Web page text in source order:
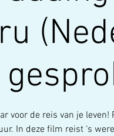
voor de reis van je
In deze film reist ‘s